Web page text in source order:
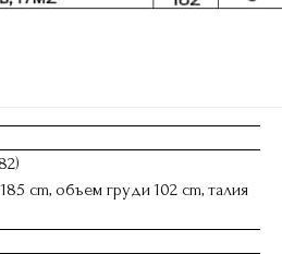
cm, объем груди 102 cm, талия